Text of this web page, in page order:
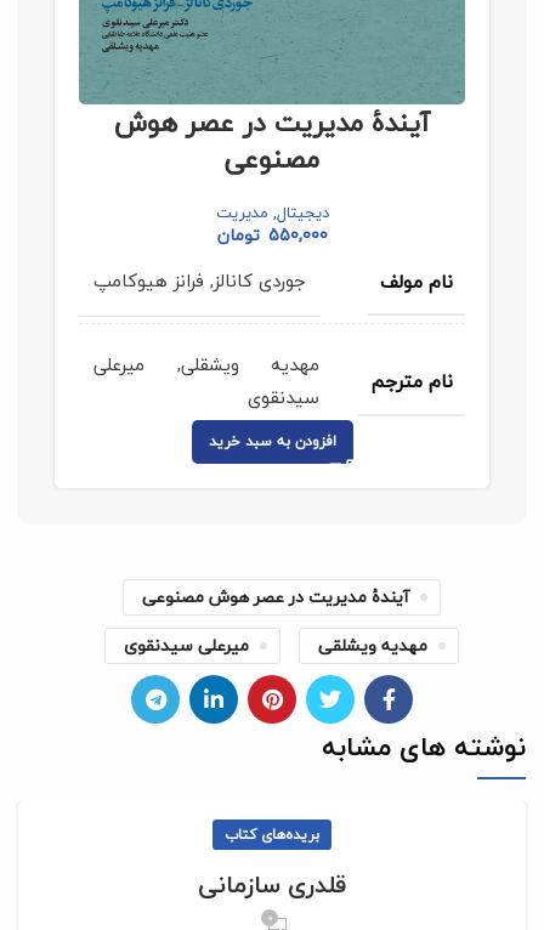
آیندۀ مدیريت در عصر هوش
مصنوعی
دیجیتال, مدیریت
550,000 تومان
نام مولف جوردی کانالز, فرانز هیوکامپ
نام مترجم
مهدیه ویشقلی, میرعلی
سیدنقوی
سال انتشار
نوبت چاپ
افزودن به سبد خرید
آیندۀ مدیریت در عصر هوش مصنوعی
مهدیه ویشلقی
میرعلی سیدنقوی
نوشته های مشابه
بریده‌های کتاب
قلدری سازمانی
0